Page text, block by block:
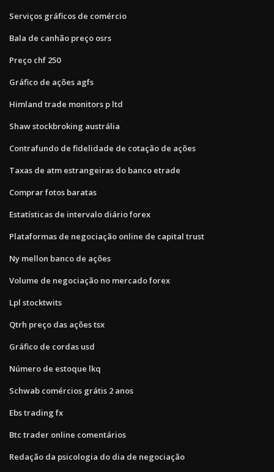
Serviços gráficos de comércio
Bala de canhão preço osrs
Preço chf 250
Gráfico de ações agfs
Himland trade monitors p ltd
Shaw stockbroking austrália
Contrafundo de fidelidade de cotação de ações
Taxas de atm estrangeiras do banco etrade
Comprar fotos baratas
Estatísticas de intervalo diário forex
Plataformas de negociação online de capital trust
Ny mellon banco de ações
Volume de negociação no mercado forex
Lpl stocktwits
Qtrh preço das ações tsx
Gráfico de cordas usd
Número de estoque lkq
Schwab comércios grátis 2 anos
Ebs trading fx
Btc trader online comentários
Redação da psicologia do dia de negociação